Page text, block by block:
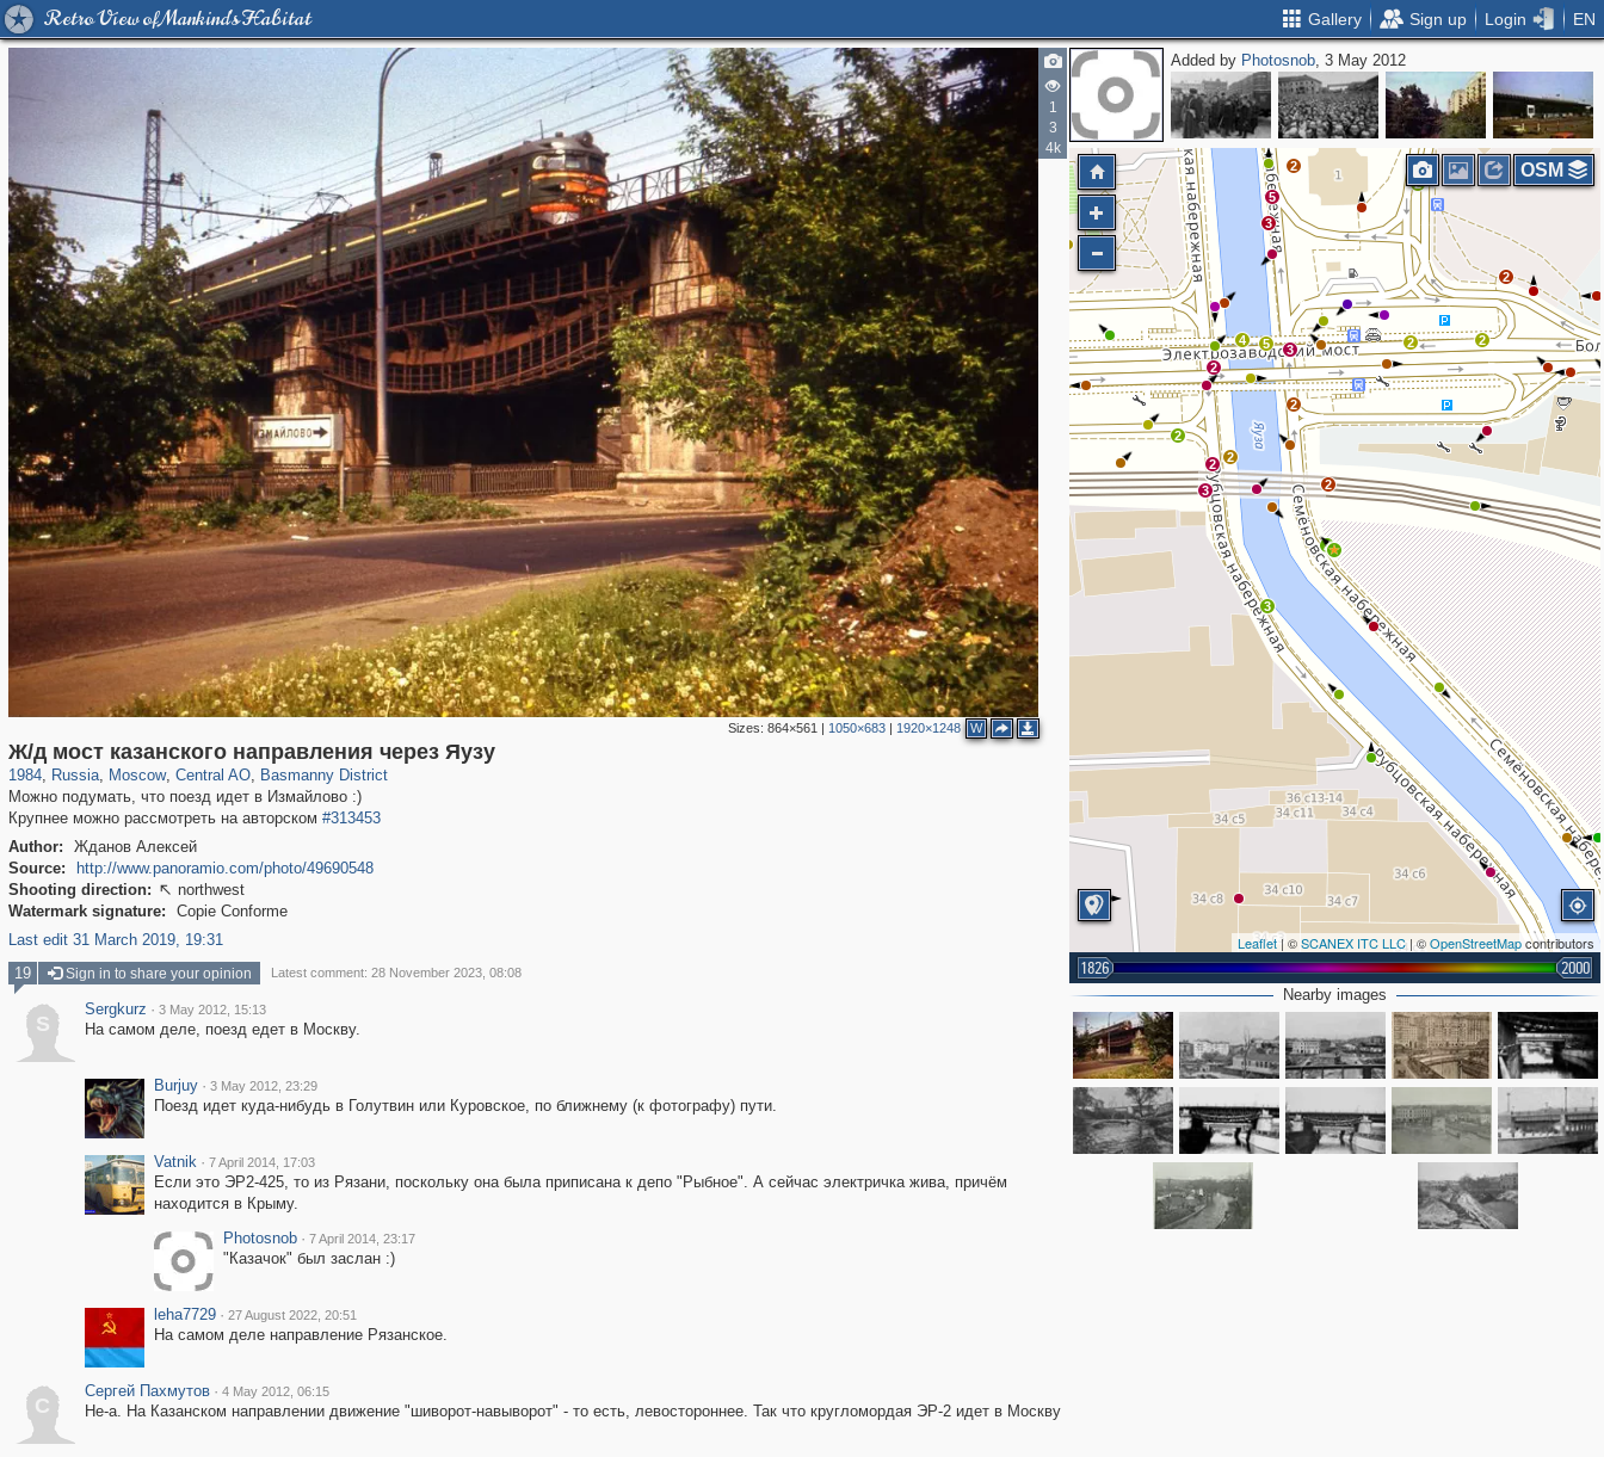
Retro View of Mankind's Habitat Gallery Sign up Login EN
1
3
4k
Sizes: 864×561 | 1050×683| 1920×1248 W
Ж/д мост казанского направления через Яузу
1984, Russia
1,406,519 29,243
, Moscow
319,780 8,286
, Central AO
159,978 5,916
, Basmanny District
13,198 520
Можно подумать, что поезд идет в Измайлово :)
Крупнее можно рассмотреть на авторском #313453
Author:
Жданов Алексей
Source:
http://www.panoramio.com/photo/49690548
Shooting direction:  northwest
Watermark signature:
Copie Conforme
Last edit 31 March 2019, 19:31
Added by Photosnob, 3 May 2012
3
2
2
2
2
3
5
4
3
5
2
2
2
2
3
2 2
2
2
Leaflet | ©SCANEX ITC LLC| ©OpenStreetMapcontributors
1826 2000
OSM
Nearby images
19 Sign in to share your opinion Latest comment: 28 November 2023, 08:08
S
Sergkurz · 3 May 2012, 15:13
На самом деле, поезд едет в Москву.
Burjuy · 3 May 2012, 23:29
Поезд идет куда-нибудь в Голутвин или Куровское, по ближнему (к фотографу) пути.
Vatnik · 7 April 2014, 17:03
Если это ЭР2-425, то из Рязани, поскольку она была приписана к депо "Рыбное". А сейчас электричка жива, причём
находится в Крыму.
Photosnob · 7 April 2014, 23:17
"Казачок" был заслан :)
leha7729 · 27 August 2022, 20:51
На самом деле направление Рязанское.
С
Сергей Пахмутов · 4 May 2012, 06:15
Не-а. На Казанском направлении движение "шиворот-навыворот" - то есть, левостороннее. Так что кругломордая ЭР-2 идет в Москву